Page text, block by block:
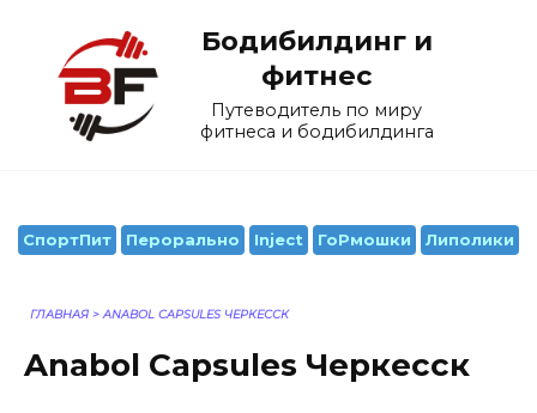
содержанию
Бодибилдинг и
фитнес
Путеводитель по миру
фитнеса и бодибилдинга
СпортПит Перорально Inject ГоРмошки Липолики
ГЛАВНАЯ > ANABOL CAPSULES ЧЕРКЕССК
Anabol Capsules Черкесск